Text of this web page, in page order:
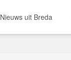
Nieuws uit Breda